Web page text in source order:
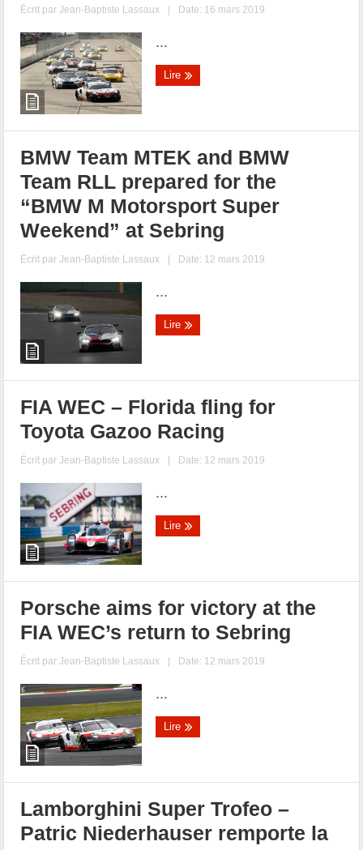
Écrit parJean-Baptiste Lassaux | Date: 16 mars 2019
...
Lire
BMW Team MTEK and BMW
Team RLL prepared for the
“BMW M Motorsport Super
Weekend” at Sebring
Écrit parJean-Baptiste Lassaux | Date: 12 mars 2019
...
Lire
FIA WEC – Florida fling for
Toyota Gazoo Racing
Écrit parJean-Baptiste Lassaux | Date: 12 mars 2019
...
Lire
Porsche aims for victory at the
FIA WEC’s return to Sebring
Écrit parJean-Baptiste Lassaux | Date: 12 mars 2019
...
Lire
Lamborghini Super Trofeo –
Patric Niederhauser remporte la